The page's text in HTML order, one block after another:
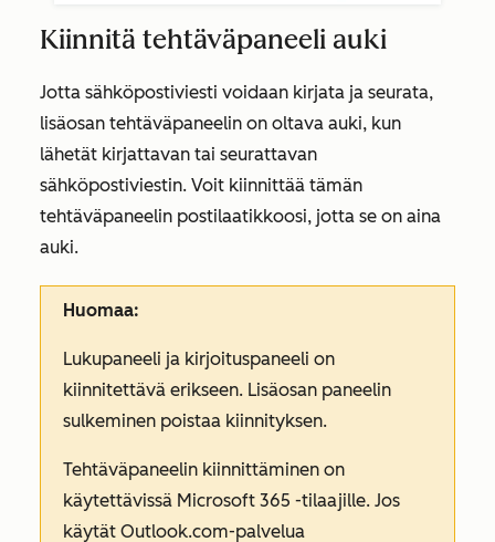
Kiinnitä tehtäväpaneeli auki
Jotta sähköpostiviesti voidaan kirjata ja seurata,
lisäosan tehtäväpaneelin on oltava auki, kun
lähetät kirjattavan tai seurattavan
sähköpostiviestin. Voit kiinnittää tämän
tehtäväpaneelin postilaatikkoosi, jotta se on aina
auki.
Huomaa:
Lukupaneeli ja kirjoituspaneeli on
kiinnitettävä erikseen. Lisäosan paneelin
sulkeminen poistaa kiinnityksen.
Tehtäväpaneelin kiinnittäminen on
käytettävissä Microsoft 365 -tilaajille. Jos
käytät Outlook.com-palvelua